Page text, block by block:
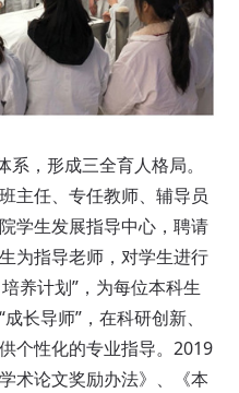
，形成三全育人格局。
主任、专任教师、辅导员
学生发展指导中心，聘请
为指导老师，对学生进行
养计划”，为每位本科生
长导师”，在科研创新、
个性化的专业指导。2019
术论文奖励办法》、《本